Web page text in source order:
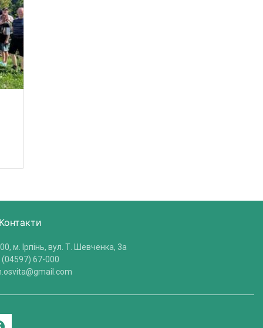
м. Ірпінь, вул. Т. Шевченка, 3a
(04597) 67-000